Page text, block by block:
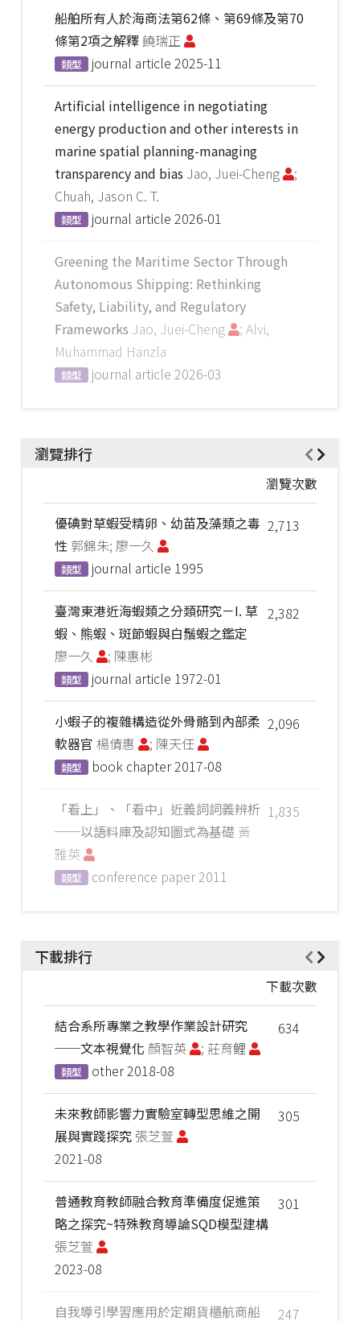
船舶所有人於海商法第62條、第69條及第70
條第2項之解釋饒瑞正
類型 journal article 2025-11
Artificial intelligence in negotiating
energy production and other interests in
marine spatial planning-managing
transparency and bias Jao, Juei-Cheng
;
Chuah, Jason C. T.
類型 journal article 2026-01
Greening the Maritime Sector Through
Autonomous Shipping: Rethinking
Safety, Liability, and Regulatory
Frameworks Jao, Juei-Cheng
; Alvi,
Muhammad Hanzla
類型 journal article 2026-03
瀏覽排行
瀏覽次數
2,713
優碘對草蝦受精卵、幼苗及藻類之毒
性 郭錦朱; 廖一久
類型 journal article 1995
2,382
臺灣東港近海蝦類之分類研究－I. 草
蝦、熊蝦、斑節蝦與白鬚蝦之鑑定
廖一久
; 陳惠彬
類型 journal article 1972-01
2,096
小蝦子的複雜構造從外骨骼到內部柔
軟器官 楊倩惠 ; 陳天任
類型 book chapter2017-08
1,835
「看上」、「看中」近義詞詞義辨析
──以語料庫及認知圖式為基礎 黃
雅英
類型 conference paper2011
下載排行
下載次數
634
結合系所專業之教學作業設計研究
──文本視覺化 顏智英 ; 莊育鲤
類型 other2018-08
305
未來教師影響力實驗室轉型思維之開
展與實踐探究 張芝萱
2021-08
301
普通教育教師融合教育準備度促進策
略之探究~特殊教育導論SQD模型建構
張芝萱
2023-08
247
自我導引學習應用於定期貨櫃航商船